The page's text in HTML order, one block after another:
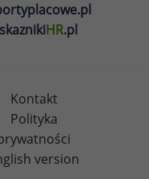
HR.pl
Kontakt
Polityka
version